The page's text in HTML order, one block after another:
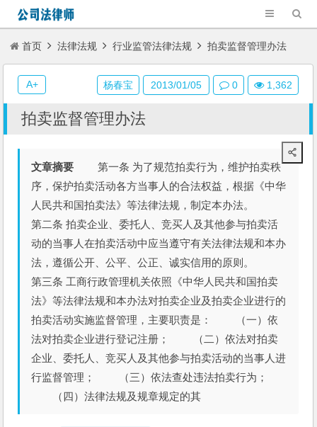
首页 法律法规 行业监管法律法规 拍卖监督管理办法
拍卖监督管理办法
文章摘要 第一条 为了规范拍卖行为，维护拍卖秩
序，保护拍卖活动各方当事人的合法权益，根据《中华
人民共和国拍卖法》等法律法规，制定本办法。
第二条 拍卖企业、委托人、竞买人及其他参与拍卖活
动的当事人在拍卖活动中应当遵守有关法律法规和本办
法，遵循公开、公平、公正、诚实信用的原则。
第三条 工商行政管理机关依照《中华人民共和国拍卖
法》等法律法规和本办法对拍卖企业及拍卖企业进行的
拍卖活动实施监督管理，主要职责是： （一）依
法对拍卖企业进行登记注册； （二）依法对拍卖
企业、委托人、竞买人及其他参与拍卖活动的当事人进
行监督管理； （三）依法查处违法拍卖行为；
（四）法律法规及规章规定的其
杨春宝 2013/01/05 0 1,362
A+